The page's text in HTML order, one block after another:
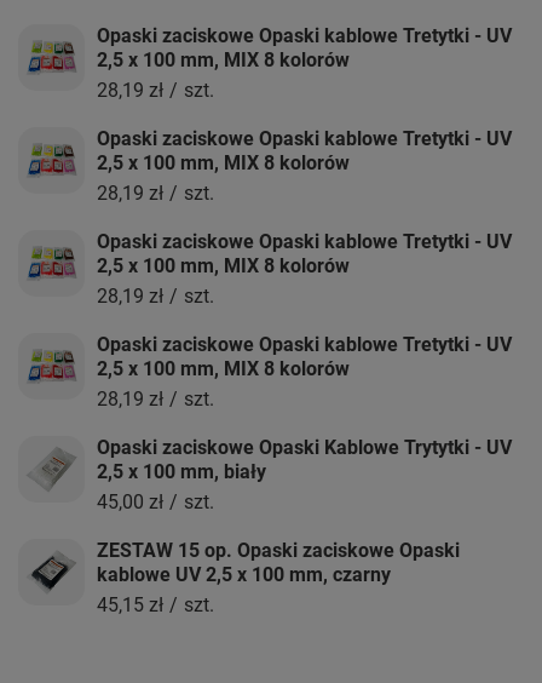
Opaski zaciskowe Opaski kablowe Tretytki - UV
2,5 x 100 mm, MIX 8 kolorów
28,19 zł / szt.
Opaski zaciskowe Opaski kablowe Tretytki - UV
2,5 x 100 mm, MIX 8 kolorów
28,19 zł / szt.
Opaski zaciskowe Opaski kablowe Tretytki - UV
2,5 x 100 mm, MIX 8 kolorów
28,19 zł / szt.
Opaski zaciskowe Opaski kablowe Tretytki - UV
2,5 x 100 mm, MIX 8 kolorów
28,19 zł / szt.
Opaski zaciskowe Opaski Kablowe Trytytki - UV
2,5 x 100 mm, biały
45,00 zł / szt.
ZESTAW 15 op. Opaski zaciskowe Opaski
kablowe UV 2,5 x 100 mm, czarny
45,15 zł / szt.